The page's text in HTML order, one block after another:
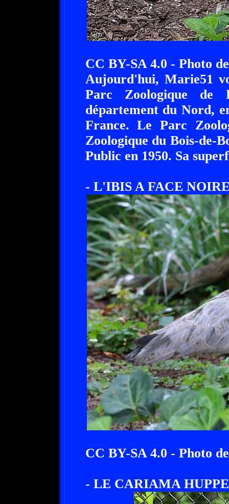
CC BY-SA 4.0 - Photo
Aujourd'hui, Marie51
Parc Zoologique
département du Nord,
France. Le Parc
Zoologique du Bois-de-
Public en 1950. Sa
- L'IBIS A FACE
CC BY-SA 4.0 - Photo
- LE CARIAMA